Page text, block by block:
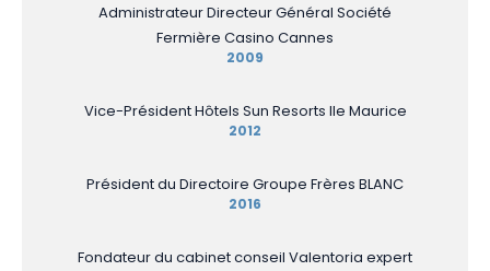
Administrateur Directeur Général Société
Fermière Casino Cannes
2009
Vice-Président Hôtels Sun Resorts Ile Maurice
2012
Président du Directoire Groupe Frères BLANC
2016
Fondateur du cabinet conseil Valentoria expert